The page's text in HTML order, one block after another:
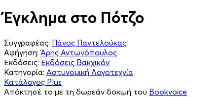
Έγκλημα στο Πότζο
Συγγραφέας: Πάνος Παντελούκας
Αφήγηση: Άρης Αντωνόπουλος
Εκδόσεις: Εκδόσεις Βακχικόν
Κατηγορία: Αστυνομική Λογοτεχνία
Κατάλογος Plus
Απόκτησέ το με τη δωρεάν δοκιμή του Bookvoice